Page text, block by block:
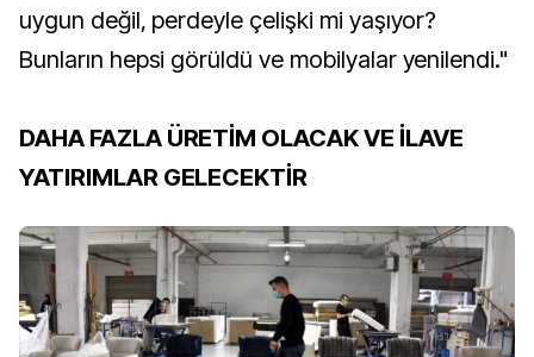
uygun değil, perdeyle çelişki mi yaşıyor?
Bunların hepsi görüldü ve mobilyalar yenilendi."
DAHA FAZLA ÜRETİM OLACAK VE İLAVE
YATIRIMLAR GELECEKTİR